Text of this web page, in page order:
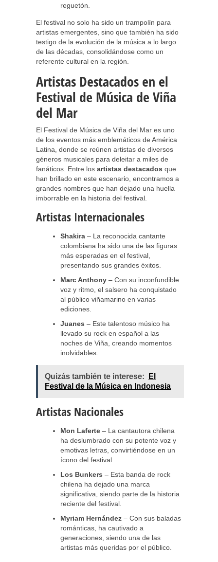
reguetón.
El festival no solo ha sido un trampolín para
artistas emergentes, sino que también ha sido
testigo de la evolución de la música a lo largo
de las décadas, consolidándose como un
referente cultural en la región.
Artistas Destacados en el
Festival de Música de Viña
del Mar
El Festival de Música de Viña del Mar es uno
de los eventos más emblemáticos de América
Latina, donde se reúnen artistas de diversos
géneros musicales para deleitar a miles de
fanáticos. Entre los artistas destacados que
han brillado en este escenario, encontramos a
grandes nombres que han dejado una huella
imborrable en la historia del festival.
Artistas Internacionales
Shakira – La reconocida cantante
colombiana ha sido una de las figuras
más esperadas en el festival,
presentando sus grandes éxitos.
Marc Anthony – Con su inconfundible
voz y ritmo, el salsero ha conquistado
al público viñamarino en varias
ediciones.
Juanes – Este talentoso músico ha
llevado su rock en español a las
noches de Viña, creando momentos
inolvidables.
Quizás también te interese:
El
Festival de la Música en Indonesia
Artistas Nacionales
Mon Laferte – La cantautora chilena
ha deslumbrado con su potente voz y
emotivas letras, convirtiéndose en un
ícono del festival.
Los Bunkers – Esta banda de rock
chilena ha dejado una marca
significativa, siendo parte de la historia
reciente del festival.
Myriam Hernández – Con sus baladas
románticas, ha cautivado a
generaciones, siendo una de las
artistas más queridas por el público.